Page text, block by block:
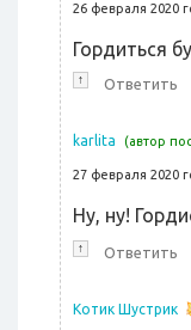
26 февраля 2020
Гордиться
↑ Ответить
karlita (автор
27 февраля 2020
Ну, ну!
↑ Ответить
Котик Шустрик